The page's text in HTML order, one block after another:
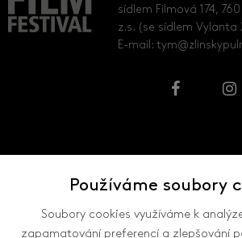
sídlem Filmová 174,
z.s. (se sídlem Vylanta
E-mail:
Používáme soubory
Soubory cookies využíváme k
zapamatování preferencí a zlepšování